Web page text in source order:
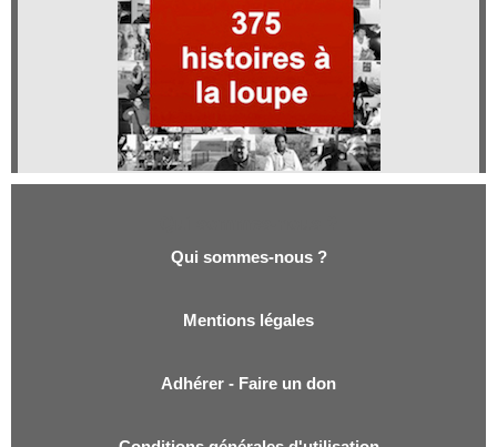
Qui sommes-nous ?
Mentions légales
Adhérer - Faire un don